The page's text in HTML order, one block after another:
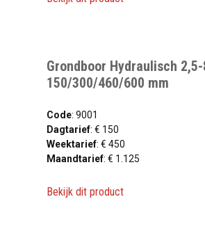
Grondboor Hydraulisch 2,5-
150/300/460/600 mm
Code: 9001
Dagtarief: € 150
Weektarief: € 450
Maandtarief: € 1.125
Bekijk dit product